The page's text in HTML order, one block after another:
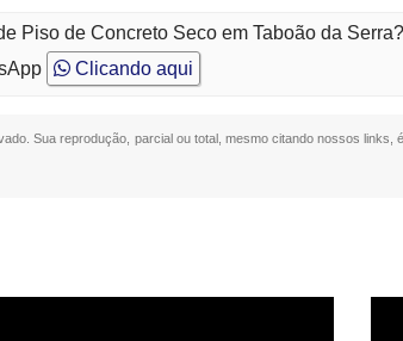
Piso de Concreto Seco em Taboão da Serra?
Clicando aqui
Sua reprodução, parcial ou total, mesmo citando nossos